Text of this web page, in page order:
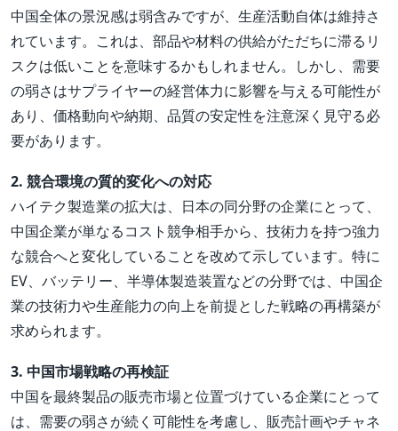
中国全体の景況感は弱含みですが、生産活動自体は維持さ
れています。これは、部品や材料の供給がただちに滞るリ
スクは低いことを意味するかもしれません。しかし、需要
の弱さはサプライヤーの経営体力に影響を与える可能性が
あり、価格動向や納期、品質の安定性を注意深く見守る必
要があります。
2. 競合環境の質的変化への対応
ハイテク製造業の拡大は、日本の同分野の企業にとって、
中国企業が単なるコスト競争相手から、技術力を持つ強力
な競合へと変化していることを改めて示しています。特に
EV、バッテリー、半導体製造装置などの分野では、中国企
業の技術力や生産能力の向上を前提とした戦略の再構築が
求められます。
3. 中国市場戦略の再検証
中国を最終製品の販売市場と位置づけている企業にとって
は、需要の弱さが続く可能性を考慮し、販売計画やチャネ